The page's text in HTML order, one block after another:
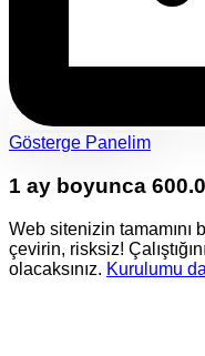
Gösterge Panelim
1 ay boyunca
Web sitenizin
çevirin, risksiz!
olacaksınız. Kurulumu